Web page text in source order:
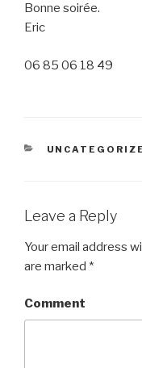
Bonne soirée.
Eric
06 85 06 18 49
CATEGORIES
Leave a Reply
Your email address
are marked *
Comment